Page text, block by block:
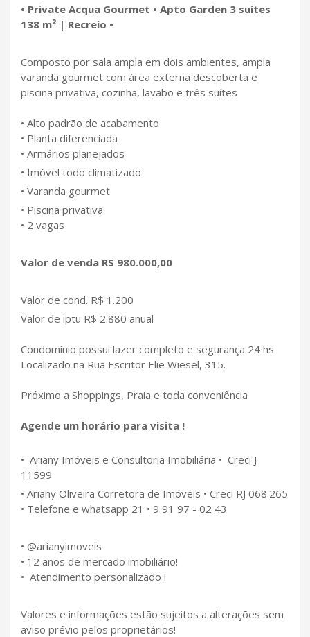
• Private Acqua Gourmet • Apto Garden 3 suítes
138 m² | Recreio •
Composto por sala ampla em dois ambientes, ampla
varanda gourmet com área externa descoberta e
piscina privativa, cozinha, lavabo e três suítes
• Alto padrão de acabamento
• Planta diferenciada
• Armários planejados
• Imóvel todo climatizado
• Varanda gourmet
• Piscina privativa
• 2 vagas
Valor de venda R$ 980.000,00
Valor de cond. R$ 1.200
Valor de iptu R$ 2.880 anual
Condomínio possui lazer completo e segurança 24 hs
Localizado na Rua Escritor Elie Wiesel, 315.
Próximo a Shoppings, Praia e toda conveniência
Agende um horário para visita !
• Ariany Imóveis e Consultoria Imobiliária • Creci J
11599
• Ariany Oliveira Corretora de Imóveis • Creci RJ 068.265
• Telefone e whatsapp 21 • 9 91 97 - 02 43
• @arianyimoveis
• 12 anos de mercado imobiliário!
• Atendimento personalizado !
Valores e informações estão sujeitos a alterações sem
aviso prévio pelos proprietários!